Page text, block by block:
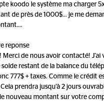
koodo le système ma charger
de près de 1000$... je me
reponse
Merci de nous avoir contacté!
restant de la balance du
777$ + taxes. Comme le crédit
prendra jusqu'à 2 jours
nouveau montant sur votre